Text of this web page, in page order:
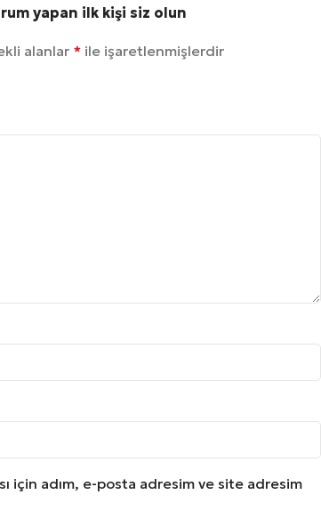
yapan ilk kişi siz olun
alanlar * ile işaretlenmişlerdir
için adım, e-posta adresim ve site adresim